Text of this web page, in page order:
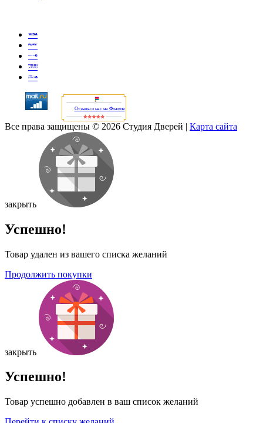
Отзывы о нас на Флампе
Все права защищены © 2026 Студия Дверей | Карта сайта
закрыть
Успешно!
Товар удален из вашего списка желаний
Продолжить покупки
закрыть
Успешно!
Товар успешно добавлен в ваш список желаний